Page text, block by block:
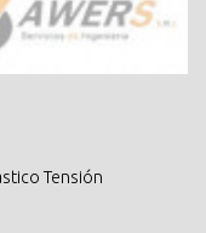
Tensión